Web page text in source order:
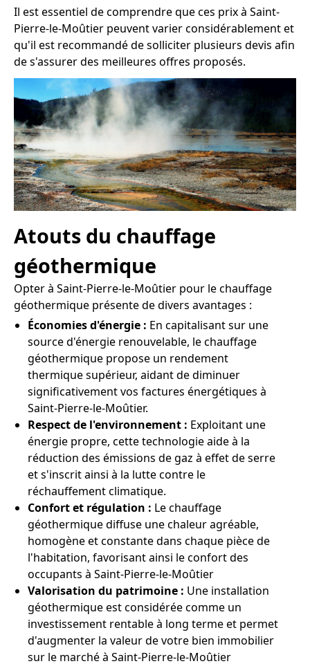
Il est essentiel de comprendre que ces prix à Saint-
Pierre-le-Moûtier peuvent varier considérablement et
qu'il est recommandé de solliciter plusieurs devis afin
de s'assurer des meilleures offres proposés.
Atouts du chauffage
géothermique
Opter à Saint-Pierre-le-Moûtier pour le chauffage
géothermique présente de divers avantages :
Économies d'énergie : En capitalisant sur une
source d'énergie renouvelable, le chauffage
géothermique propose un rendement
thermique supérieur, aidant de diminuer
significativement vos factures énergétiques à
Saint-Pierre-le-Moûtier.
Respect de l'environnement : Exploitant une
énergie propre, cette technologie aide à la
réduction des émissions de gaz à effet de serre
et s'inscrit ainsi à la lutte contre le
réchauffement climatique.
Confort et régulation : Le chauffage
géothermique diffuse une chaleur agréable,
homogène et constante dans chaque pièce de
l'habitation, favorisant ainsi le confort des
occupants à Saint-Pierre-le-Moûtier
Valorisation du patrimoine : Une installation
géothermique est considérée comme un
investissement rentable à long terme et permet
d'augmenter la valeur de votre bien immobilier
sur le marché à Saint-Pierre-le-Moûtier